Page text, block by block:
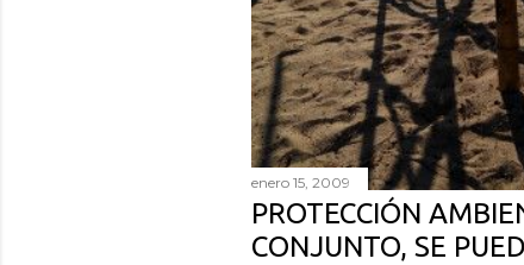
enero 15, 2009
PROTECCIÓN
CONJUNTO, SE